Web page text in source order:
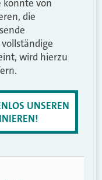
könnte von
die
wird hierzu
UNSEREN